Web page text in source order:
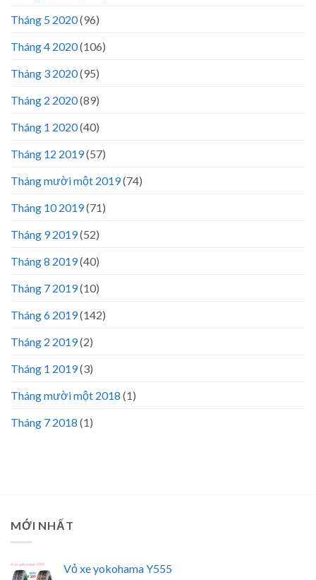
Tháng 5 2020(96)
Tháng 4 2020(106)
Tháng 3 2020(95)
Tháng 2 2020(89)
Tháng 1 2020(40)
Tháng 12 2019(57)
Tháng mười một 2019(74)
Tháng 10 2019(71)
Tháng 9 2019(52)
Tháng 8 2019(40)
Tháng 7 2019(10)
Tháng 6 2019(142)
Tháng 2 2019(2)
Tháng 1 2019(3)
Tháng mười một 2018 (1)
Tháng 7 2018 (1)
MỚI NHẤT
Vỏ xe yokohama Y555